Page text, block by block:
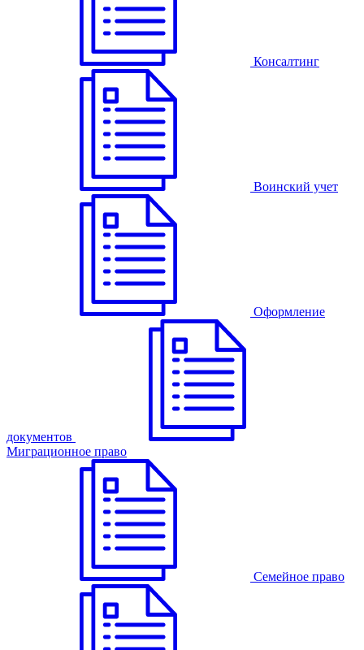
Консалтинг
Воинский учет
Оформление
документов
Миграционное право
Семейное право